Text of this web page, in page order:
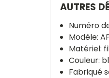
AUTRES
Numéro
Modèle:
Matériel:
Couleur:
Fabriqué